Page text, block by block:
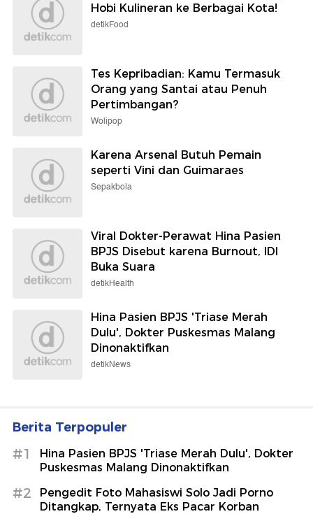
Hobi Kulineran ke Berbagai Kota!
detikFood
Tes Kepribadian: Kamu Termasuk
Orang yang Santai atau Penuh
Pertimbangan?
Wolipop
Karena Arsenal Butuh Pemain
seperti Vini dan Guimaraes
Sepakbola
Viral Dokter-Perawat Hina Pasien
BPJS Disebut karena Burnout, IDI
Buka Suara
detikHealth
Hina Pasien BPJS 'Triase Merah
Dulu', Dokter Puskesmas Malang
Dinonaktifkan
detikNews
Berita Terpopuler
#1
Hina Pasien BPJS 'Triase Merah Dulu', Dokter
Puskesmas Malang Dinonaktifkan
#2
Pengedit Foto Mahasiswi Solo Jadi Porno
Ditangkap, Ternyata Eks Pacar Korban